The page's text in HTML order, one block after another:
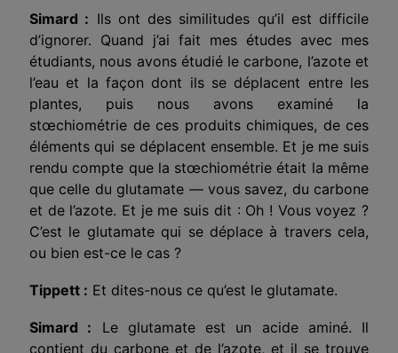
Simard : Ils ont des similitudes qu’il est difficile
d’ignorer. Quand j’ai fait mes études avec mes
étudiants, nous avons étudié le carbone, l’azote et
l’eau et la façon dont ils se déplacent entre les
plantes, puis nous avons examiné la
stœchiométrie de ces produits chimiques, de ces
éléments qui se déplacent ensemble. Et je me suis
rendu compte que la stœchiométrie était la même
que celle du glutamate — vous savez, du carbone
et de l’azote. Et je me suis dit : Oh ! Vous voyez ?
C’est le glutamate qui se déplace à travers cela,
ou bien est-ce le cas ?
Tippett : Et dites-nous ce qu’est le glutamate.
Simard : Le glutamate est un acide aminé. Il
contient du carbone et de l’azote, et il se trouve